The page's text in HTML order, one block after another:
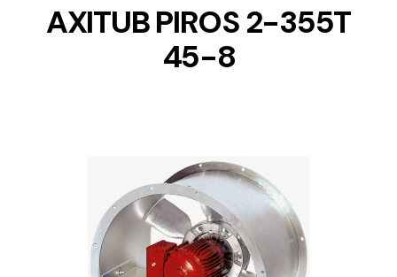
AXITUB PIROS 2-355T
45-8
DETAILS